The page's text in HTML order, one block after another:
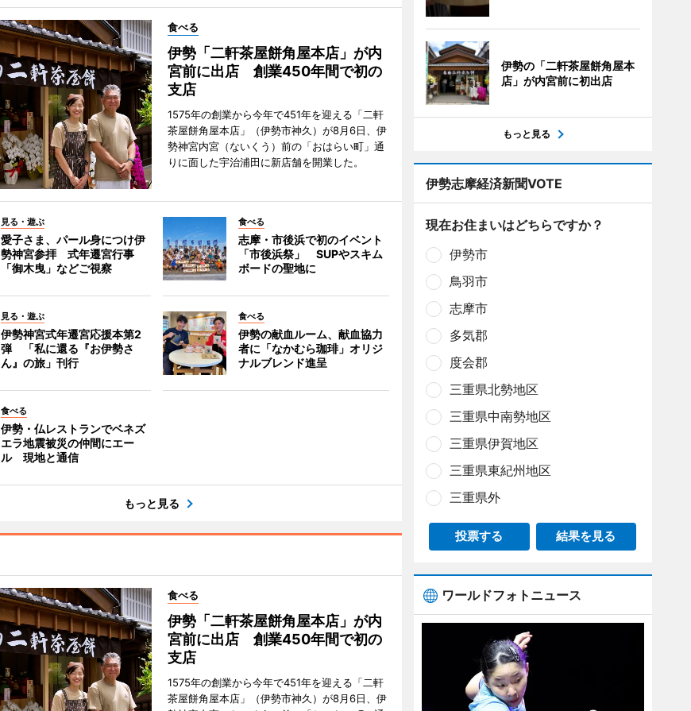
食べる
伊勢「二軒茶屋餅角屋本店」が内
宮前に出店 創業450年間で初の
支店
1575年の創業から今年で451年を迎える「二軒
茶屋餅角屋本店」（伊勢市神久）が8月6日、伊
勢神宮内宮（ないくう）前の「おはらい町」通
りに面した宇治浦田に新店舗を開業した。
見る・遊ぶ
愛子さま、パール身につけ伊
勢神宮参拝 式年遷宮行事
「御木曳」などご視察
食べる
志摩・市後浜で初のイベント
「市後浜祭」 SUPやスキム
ボードの聖地に
見る・遊ぶ
伊勢神宮式年遷宮応援本第2
弾 「私に還る『お伊勢さ
ん』の旅」刊行
食べる
伊勢の献血ルーム、献血協力
者に「なかむら珈琲」オリジ
ナルブレンド進呈
食べる
伊勢・仏レストランでベネズ
エラ地震被災の仲間にエー
ル 現地と通信
もっと見る
食べる
伊勢「二軒茶屋餅角屋本店」が内
宮前に出店 創業450年間で初の
支店
1575年の創業から今年で451年を迎える「二軒
茶屋餅角屋本店」（伊勢市神久）が8月6日、伊
伊勢の「二軒茶屋餅角屋本
店」が内宮前に初出店
もっと見る
伊勢志摩経済新聞VOTE
現在お住まいはどちらですか？
伊勢市
鳥羽市
志摩市
多気郡
度会郡
三重県北勢地区
三重県中南勢地区
三重県伊賀地区
三重県東紀州地区
三重県外
投票する 結果を見る
ワールドフォトニュース